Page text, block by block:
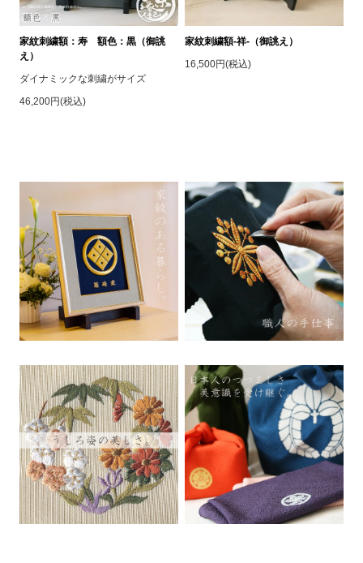
家紋刺繍額：寿 額色：黒（御誂
え）
ダイナミックな刺繍がサイズ
46,200円(税込)
家紋刺繍額-祥-（御誂え）
16,500円(税込)